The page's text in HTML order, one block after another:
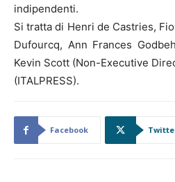
indipendenti.
Si tratta di Henri de Castries,
Dufourcq, Ann Frances
Kevin Scott (Non-Executive
(ITALPRESS).
Facebook